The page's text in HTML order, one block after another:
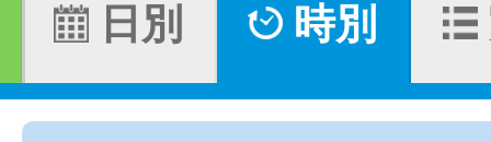
日別 時別